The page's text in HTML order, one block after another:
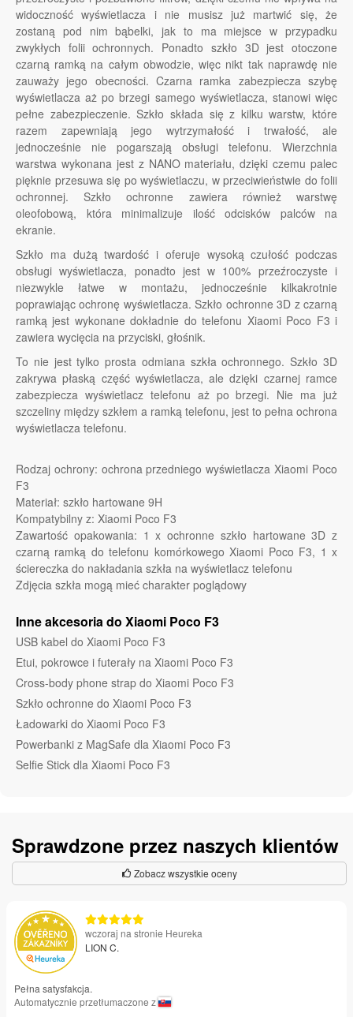
widoczność wyświetlacza i nie musisz już martwić się, że
zostaną pod nim bąbelki, jak to ma miejsce w przypadku
zwykłych folii ochronnych. Ponadto szkło 3D jest otoczone
czarną ramką na całym obwodzie, więc nikt tak naprawdę nie
zauważy jego obecności. Czarna ramka zabezpiecza szybę
wyświetlacza aż po brzegi samego wyświetlacza, stanowi więc
pełne zabezpieczenie. Szkło składa się z kilku warstw, które
razem zapewniają jego wytrzymałość i trwałość, ale
jednocześnie nie pogarszają obsługi telefonu. Wierzchnia
warstwa wykonana jest z NANO materiału, dzięki czemu palec
pięknie przesuwa się po wyświetlaczu, w przeciwieństwie do folii
ochronnej. Szkło ochronne zawiera również warstwę
oleofobową, która minimalizuje ilość odcisków palców na
ekranie.
Szkło ma dużą twardość i oferuje wysoką czułość podczas
obsługi wyświetlacza, ponadto jest w 100% przeźroczyste i
niezwykle łatwe w montażu, jednocześnie kilkakrotnie
poprawiając ochronę wyświetlacza. Szkło ochronne 3D z czarną
ramką jest wykonane dokładnie do telefonu Xiaomi Poco F3 i
zawiera wycięcia na przyciski, głośnik.
To nie jest tylko prosta odmiana szkła ochronnego. Szkło 3D
zakrywa płaską część wyświetlacza, ale dzięki czarnej ramce
zabezpiecza wyświetlacz telefonu aż po brzegi. Nie ma już
szczeliny między szkłem a ramką telefonu, jest to pełna ochrona
wyświetlacza telefonu.
Rodzaj ochrony: ochrona przedniego wyświetlacza Xiaomi Poco
F3
Materiał: szkło hartowane 9H
Kompatybilny z: Xiaomi Poco F3
Zawartość opakowania: 1 x ochronne szkło hartowane 3D z
czarną ramką do telefonu komórkowego Xiaomi Poco F3, 1 x
ściereczka do nakładania szkła na wyświetlacz telefonu
Zdjęcia szkła mogą mieć charakter poglądowy
Inne akcesoria do Xiaomi Poco F3
USB kabel do Xiaomi Poco F3
Etui, pokrowce i futerały na Xiaomi Poco F3
Cross-body phone strap do Xiaomi Poco F3
Szkło ochronne do Xiaomi Poco F3
Ładowarki do Xiaomi Poco F3
Powerbanki z MagSafe dla Xiaomi Poco F3
Selfie Stick dla Xiaomi Poco F3
Sprawdzone przez naszych klientów
Zobacz wszystkie oceny
wczoraj na stronie Heureka
LION C.
Pełna satysfakcja.
Automatycznie przetłumaczone z